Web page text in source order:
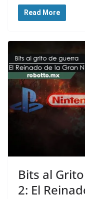
Read More
Bits al
2: El